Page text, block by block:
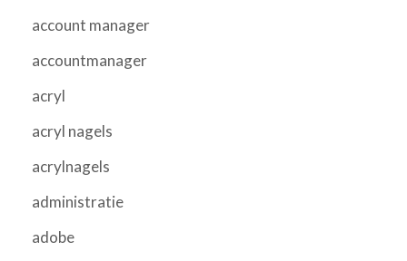
account manager
accountmanager
acryl
acryl nagels
acrylnagels
administratie
adobe